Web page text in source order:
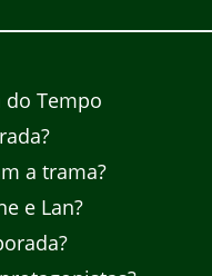
do Tempo
a trama?
e Lan?